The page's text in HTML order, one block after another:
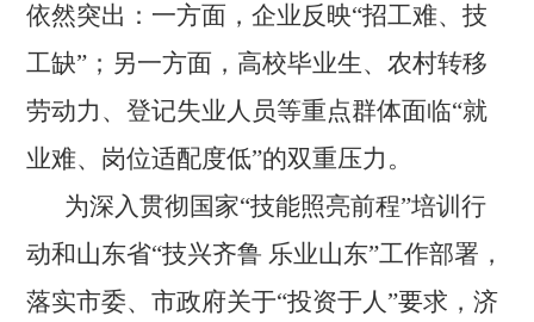
依然突出：一方面，企业反映“招工难、技
工缺”；另一方面，高校毕业生、农村转移
劳动力、登记失业人员等重点群体面临“就
业难、岗位适配度低”的双重压力。
为深入贯彻国家“技能照亮前程”培训行
动和山东省“技兴齐鲁 乐业山东”工作部署，
落实市委、市政府关于“投资于人”要求，济